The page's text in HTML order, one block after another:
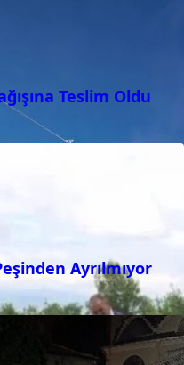
Teslim Oldu
Ayrılmıyor